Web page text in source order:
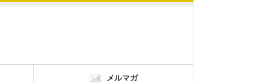
メルマガ